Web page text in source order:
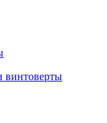
винтоверты